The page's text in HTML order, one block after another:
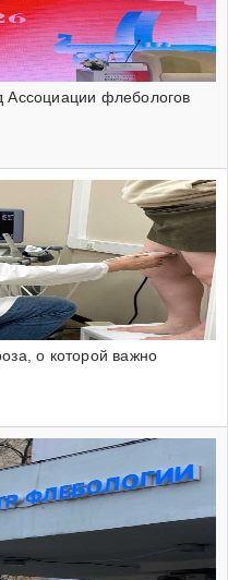
Ассоциации флебологов
о которой важно